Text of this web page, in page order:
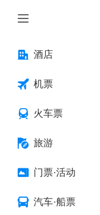
酒店
机票
火车票
旅游
门票·活动
汽车·船票